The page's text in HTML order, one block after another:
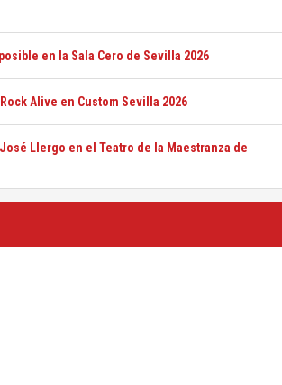
en la Sala Cero de Sevilla 2026
Alive en Custom Sevilla 2026
Llergo en el Teatro de la Maestranza de